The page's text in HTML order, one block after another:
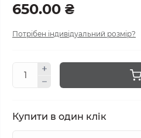
650.00 ₴
Потрібен індивідуальний розмір?
Купити в один клік